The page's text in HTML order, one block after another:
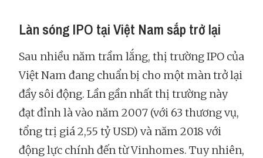
Làn sóng IPO tại Việt Nam sắp trở lại
Sau nhiều năm trầm lắng, thị trường IPO của
Việt Nam đang chuẩn bị cho một màn trở lại
đầy sôi động. Lần gần nhất thị trường này
đạt đỉnh là vào năm 2007 (với 63 thương vụ,
tổng trị giá 2,55 tỷ USD) và năm 2018 với
động lực chính đến từ Vinhomes. Tuy nhiên,